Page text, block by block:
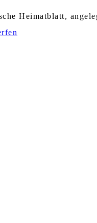
Heimatblatt,